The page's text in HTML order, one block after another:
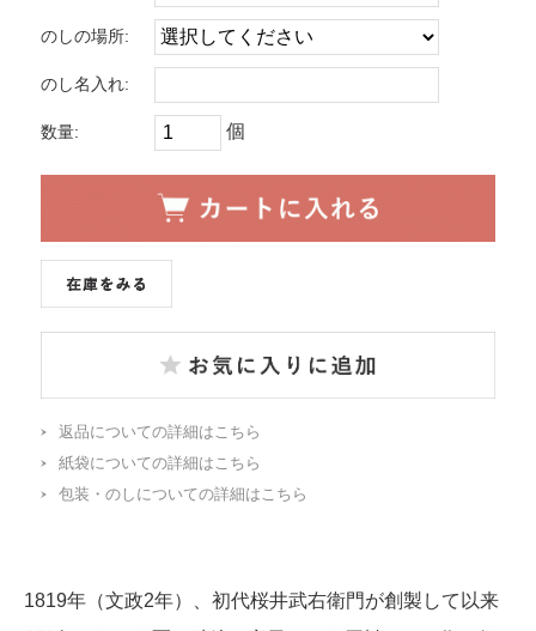
のしの場所:
のし名入れ:
数量: 個
返品についての詳細はこちら
紙袋についての詳細はこちら
包装・のしについての詳細はこちら
1819年（文政2年）、初代桜井武右衛門が創製して以来